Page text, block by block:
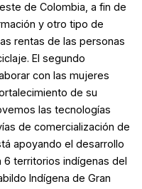
de Colombia, a fin de
y otro tipo de
rentas de las personas
El segundo
con las mujeres
de su
las tecnologías
de comercialización de
apoyando el desarrollo
territorios indígenas del
Indígena de Gran